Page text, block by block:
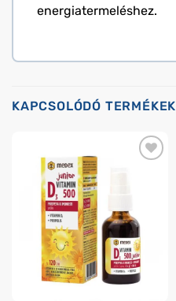
energiatermeléshez.
KAPCSOLÓDÓ TERMÉKEK